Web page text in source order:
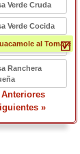
Verde Cruda
Verde Cocida
al Tomate
Ranchera
Anteriores
»